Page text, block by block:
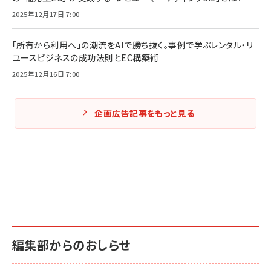
2025年12月17日 7:00
「所有から利用へ」の潮流をAIで勝ち抜く。事例で学ぶレンタル・リ
ユースビジネスの成功法則とEC構築術
2025年12月16日 7:00
企画広告記事をもっと見る
編集部からのおしらせ